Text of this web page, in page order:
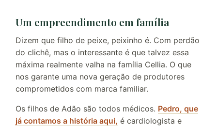
Um empreendimento em família
Dizem que filho de peixe, peixinho é. Com perdão
do clichê, mas o interessante é que talvez essa
máxima realmente valha na família Cellia. O que
nos garante uma nova geração de produtores
comprometidos com marca familiar.
Os filhos de Adão são todos médicos. Pedro, que
já contamos a história aqui, é cardiologista e